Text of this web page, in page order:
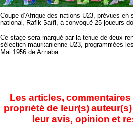
Coupe d’Afrique des nations U23, prévues en
national, Rafik Saïfi, a convoqué 25 joueurs
Ce stage sera marqué par la tenue de deux
sélection mauritanienne U23, programmées
Mai 1956 de Annaba.
Les articles,
propriété de leur(s)
leur avis, opinion et